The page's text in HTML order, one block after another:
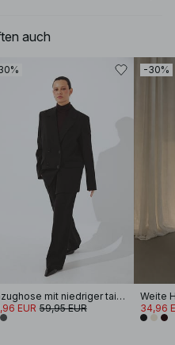
auch
anzughose mit niedriger taille
EUR 59,95 EUR
-30%
34,96